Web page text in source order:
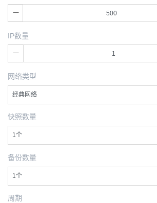
IP数量
网络类型
经典网络
快照数量
1个
备份数量
1个
周期